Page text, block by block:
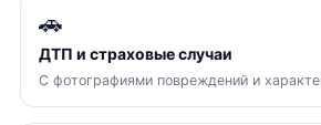
🚗
ДТП и страховые случаи
С фотографиями повреждений и